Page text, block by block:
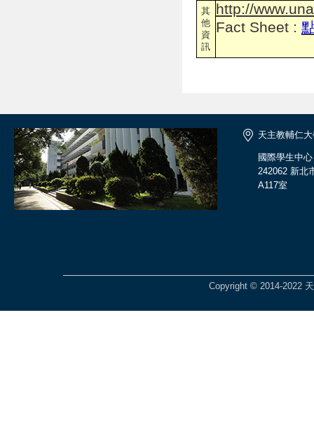
其
他
資
訊
http://
Fact Sheet :
天主教輔仁
國際學生中心
242062 新北
A117室
Copyright © 2014-2022